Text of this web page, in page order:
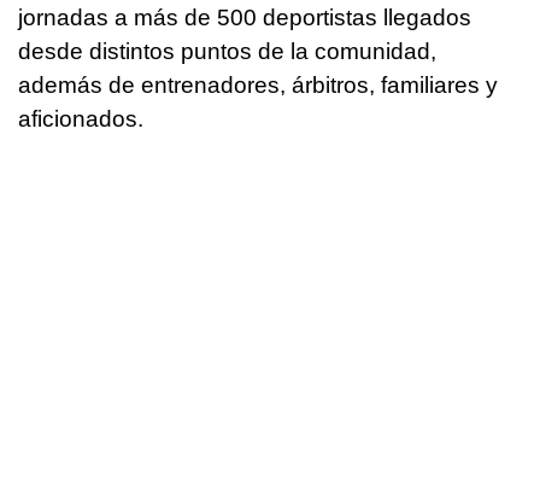
jornadas a más de 500 deportistas llegados
desde distintos puntos de la comunidad,
además de entrenadores, árbitros, familiares y
aficionados.